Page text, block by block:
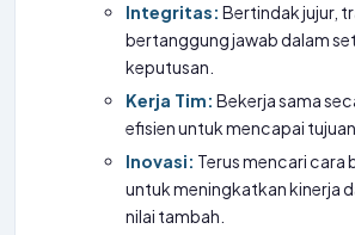
Integritas: Bertindak jujur,
bertanggung jawab dalam
keputusan.
Kerja Tim: Bekerja sama
efisien untuk mencapai
Inovasi: Terus mencari cara
untuk meningkatkan kinerja
nilai tambah.